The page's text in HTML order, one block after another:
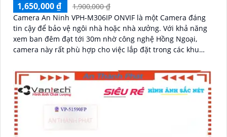
1,650,000 ₫
1,900,000 ₫
Camera An Ninh VPH-M306IP ONVIF là một Camera đáng
tin cậy để bảo vệ ngôi nhà hoặc nhà xưởng. Với khả năng
xem ban đêm đạt tới 30m nhờ công nghệ Hồng Ngoại,
camera này rất phù hợp cho việc lắp đặt trong các khu